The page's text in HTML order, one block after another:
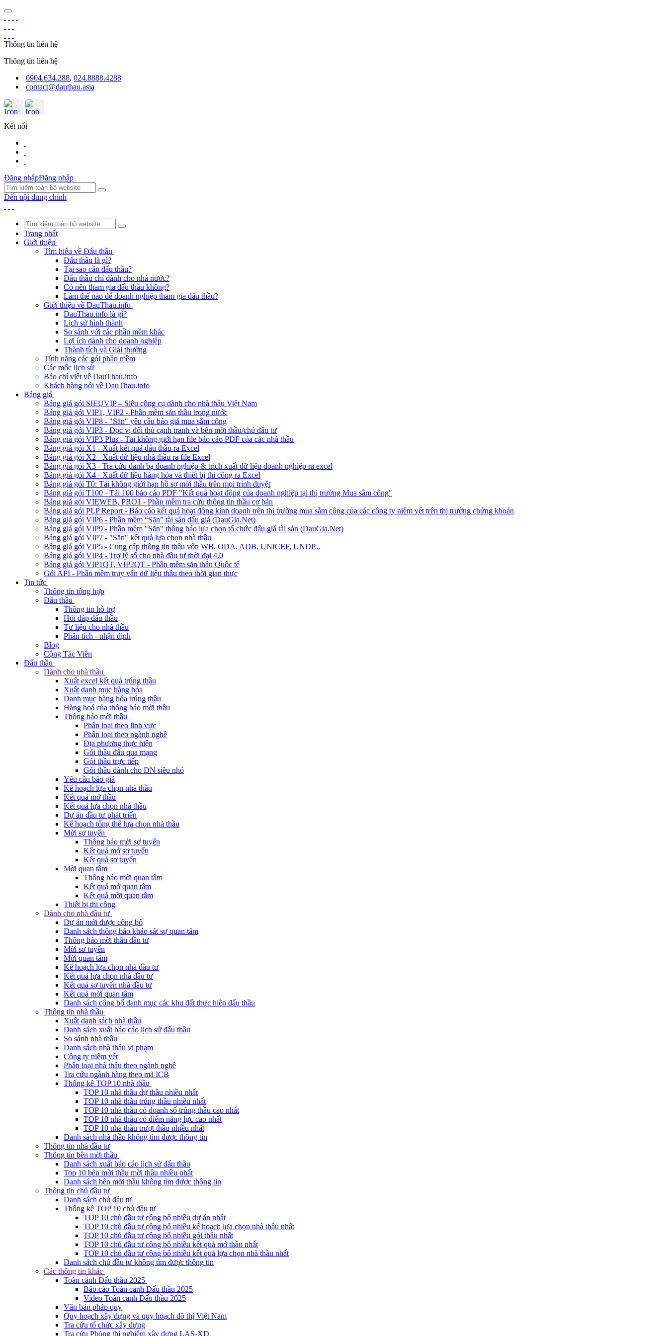
Thông tin liên hệ
Thông tin liên hệ
0904.634.288, 024.8888.4288
contact@dauthau.asia
Kết nối
Đăng nhậpĐăng nhập
Đến nội dung chính
Trang nhất
Giới thiệu
Tìm hiểu về Đấu thầu
Đấu thầu là gì?
Tại sao cần đấu thầu?
Đấu thầu chỉ dành cho nhà nước?
Có nên tham gia đấu thầu không?
Làm thế nào để doanh nghiệp tham gia đấu thầu?
Giới thiệu về DauThau.info
DauThau.info là gì?
Lịch sử hình thành
So sánh với các phần mềm khác
Lợi ích dành cho doanh nghiệp
Thành tích và Giải thưởng
Tính năng các gói phần mềm
Các mốc lịch sử
Báo chí viết về DauThau.info
Khách hàng nói về DauThau.info
Bảng giá
Bảng giá gói SIEUVIP – Siêu công cụ dành cho nhà thầu Việt Nam
Bảng giá gói VIP1, VIP2 - Phần mềm săn thầu trong nước
Bảng giá gói VIP8 - "Săn" yêu cầu báo giá mua sắm công
Bảng giá gói VIP3 - Đọc vị đối thủ cạnh tranh và bên mời thầu/chủ đầu tư
Bảng giá gói VIP3 Plus - Tải không giới hạn file báo cáo PDF của các nhà thầu
Bảng giá gói X1 - Xuất kết quả đấu thầu ra Excel
Bảng giá gói X2 - Xuất dữ liệu nhà thầu ra file Excel
Bảng giá gói X3 - Tra cứu danh bạ doanh nghiệp & trích xuất dữ liệu doanh nghiệp ra excel
Bảng giá gói X4 - Xuất dữ liệu hàng hóa và thiết bị thi công ra Excel
Bảng giá gói T0: Tải không giới hạn hồ sơ mời thầu trên mọi trình duyệt
Bảng giá gói T100 - Tải 100 báo cáo PDF "Kết quả hoạt động của doanh nghiệp tại thị trường Mua sắm công"
Bảng giá gói VIEWEB, PRO1 - Phần mềm tra cứu thông tin thầu cơ bản
Bảng giá gói PLP Report - Báo cáo kết quả hoạt động kinh doanh trên thị trường mua sắm công của các công ty niêm yết trên thị trường chứng khoán
Bảng giá gói VIP6 - Phần mềm “Săn” tài sản đấu giá (DauGia.Net)
Bảng giá gói VIP9 - Phần mềm "Săn" thông báo lựa chọn tổ chức đấu giá tài sản (DauGia.Net)
Bảng giá gói VIP7 - "Săn" kết quả lựa chọn nhà thầu
Bảng giá gói VIP5 - Cung cấp thông tin thầu vốn WB, ODA, ADB, UNICEF, UNDP...
Bảng giá gói VIP4 - Trợ lý số cho nhà đầu tư thời đại 4.0
Bảng giá gói VIP1QT, VIP2QT - Phần mềm săn thầu Quốc tế
Gói API - Phần mềm truy vấn dữ liệu thầu theo thời gian thực
Tin tức
Thông tin tổng hợp
Đấu thầu
Thông tin hỗ trợ
Hỏi đáp đấu thầu
Tư liệu cho nhà thầu
Phân tích - nhận định
Blog
Cộng Tác Viên
Đấu thầu
Dành cho nhà thầu
Xuất excel kết quả trúng thầu
Xuất danh mục hàng hóa
Danh mục hàng hóa trúng thầu
Hàng hoá của thông báo mời thầu
Thông báo mời thầu
Phân loại theo lĩnh vực
Phân loại theo ngành nghề
Địa phương thực hiện
Gói thầu đấu qua mạng
Gói thầu trực tiếp
Gói thầu dành cho DN siêu nhỏ
Yêu cầu báo giá
Kế hoạch lựa chọn nhà thầu
Kết quả mở thầu
Kết quả lựa chọn nhà thầu
Dự án đầu tư phát triển
Kế hoạch tổng thể lựa chọn nhà thầu
Mời sơ tuyển
Thông báo mời sơ tuyển
Kết quả mở sơ tuyển
Kết quả sơ tuyển
Mời quan tâm
Thông báo mời quan tâm
Kết quả mở quan tâm
Kết quả mời quan tâm
Thiết bị thi công
Dành cho nhà đầu tư
Dự án mới được công bố
Danh sách thông báo khảo sát sự quan tâm
Thông báo mời thầu đầu tư
Mời sơ tuyển
Mời quan tâm
Kế hoạch lựa chọn nhà đầu tư
Kết quả lựa chọn nhà đầu tư
Kết quả sơ tuyển nhà đầu tư
Kết quả mời quan tâm
Danh sách công bố danh mục các khu đất thực hiện đấu thầu
Thông tin nhà thầu
Xuất danh sách nhà thầu
Danh sách xuất báo cáo lịch sử đấu thầu
So sánh nhà thầu
Danh sách nhà thầu vi phạm
Công ty niêm yết
Phân loại nhà thầu theo ngành nghề
Tra cứu ngành hàng theo mã ICB
Thống kê TOP 10 nhà thầu
TOP 10 nhà thầu dự thầu nhiều nhất
TOP 10 nhà thầu trúng thầu nhiều nhất
TOP 10 nhà thầu có doanh số trúng thầu cao nhất
TOP 10 nhà thầu có điểm năng lực cao nhất
TOP 10 nhà thầu trượt thầu nhiều nhất
Danh sách nhà thầu không tìm được thông tin
Thông tin nhà đầu tư
Thông tin bên mời thầu
Danh sách xuất báo cáo lịch sử đấu thầu
Top 10 bên mời thầu mời thầu nhiều nhất
Danh sách bên mời thầu không tìm được thông tin
Thông tin chủ đầu tư
Danh sách chủ đầu tư
Thống kê TOP 10 chủ đầu tư
TOP 10 chủ đầu tư công bố nhiều dự án nhất
TOP 10 chủ đầu tư công bố nhiều kế hoạch lựa chọn nhà thầu nhất
TOP 10 chủ đầu tư công bố nhiều gói thầu nhất
TOP 10 chủ đầu tư công bố nhiều kết quả mở thầu nhất
TOP 10 chủ đầu tư công bố nhiều kết quả lựa chọn nhà thầu nhất
Danh sách chủ đầu tư không tìm được thông tin
Các thông tin khác
Toàn cảnh Đấu thầu 2025
Báo cáo Toàn cảnh Đấu thầu 2025
Video Toàn cảnh Đấu thầu 2025
Văn bản pháp quy
Quy hoạch xây dựng và quy hoạch đô thị Việt Nam
Tra cứu tổ chức xây dựng
Tra cứu Phòng thí nghiệm xây dựng LAS-XD